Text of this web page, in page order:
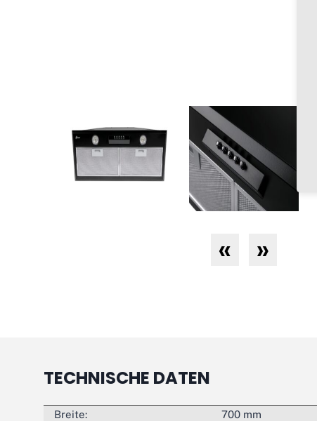
« »
TECHNISCHE DATEN
Breite: 700 mm